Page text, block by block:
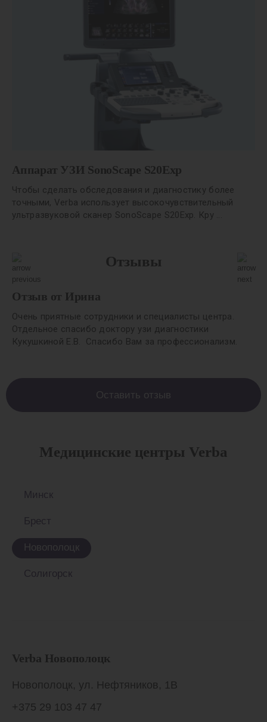
Аппарат УЗИ SonoScape S20Exp
Чтобы сделать обследования и диагностику более
точными, Verba использует высокочувствительный
ультразвуковой сканер SonoScape S20Exp. Кру ...
Отзывы
Отзыв от Ирина
Очень приятные сотрудники и специалисты центра.
Отдельное спасибо доктору узи диагностики
Кукушкиной Е.В. Спасибо Вам за профессионализм.
Оставить отзыв
Медицинские центры Verba
Минск
Брест
Новополоцк
Солигорск
Verba Новополоцк
Новополоцк, ул. Нефтяников, 1В
+375 29 103 47 47